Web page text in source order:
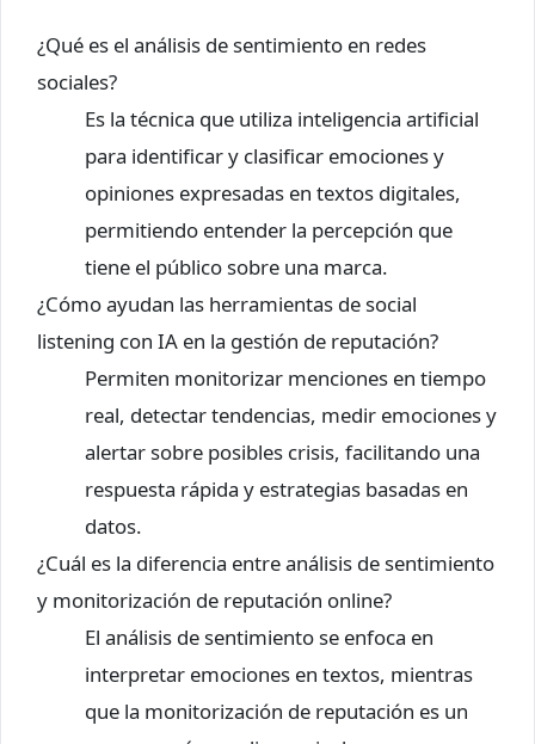
¿Qué es el análisis de sentimiento en redes
sociales?
Es la técnica que utiliza inteligencia artificial
para identificar y clasificar emociones y
opiniones expresadas en textos digitales,
permitiendo entender la percepción que
tiene el público sobre una marca.
¿Cómo ayudan las herramientas de social
listening con IA en la gestión de reputación?
Permiten monitorizar menciones en tiempo
real, detectar tendencias, medir emociones y
alertar sobre posibles crisis, facilitando una
respuesta rápida y estrategias basadas en
datos.
¿Cuál es la diferencia entre análisis de sentimiento
y monitorización de reputación online?
El análisis de sentimiento se enfoca en
interpretar emociones en textos, mientras
que la monitorización de reputación es un